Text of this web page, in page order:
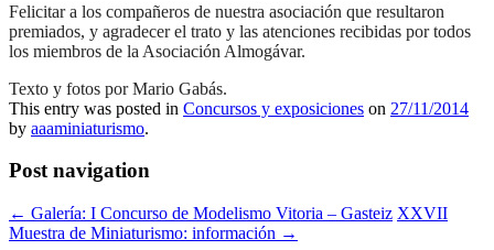
Felicitar a los compañeros de nuestra asociación que resultaron
premiados, y agradecer el trato y las atenciones recibidas por todos
los miembros de la Asociación Almogávar.
Texto y fotos por Mario Gabás.
This entry was posted in Concursos y exposiciones on 27/11/2014
by aaaminiaturismo.
Post navigation
← Galería: I Concurso de Modelismo Vitoria – Gasteiz XXVII
Muestra de Miniaturismo: información →